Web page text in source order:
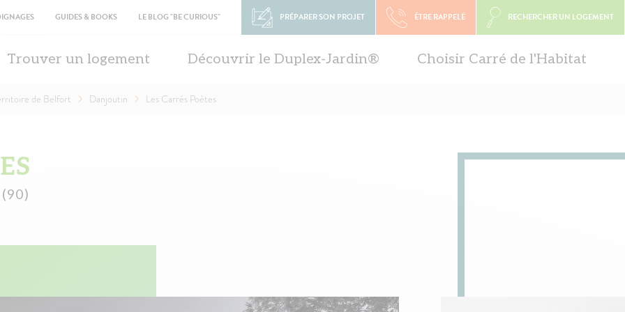
GUIDES & BOOKS LE BLOG "BE CURIOUS" PRÉPARER SON PROJET ÊTRE RAPPELÉ RECHERCHER UN LOGEMENT
Trouver un logement Découvrir le Duplex-Jardin® Choisir Carré de l'Habitat
de Belfort Danjoutin Les Carrés Poètes